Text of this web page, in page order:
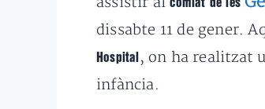
comiat de les
dissabte 11 de gener.
Hospital , on ha realitzat
infància.